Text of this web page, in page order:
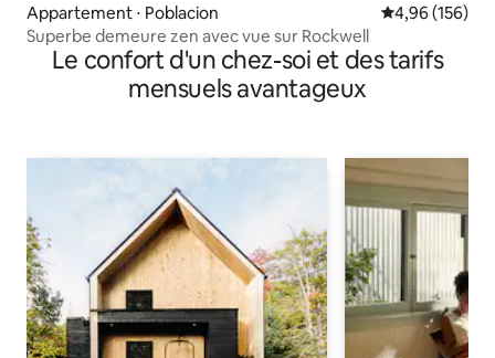
Appartement ⋅ Poblacion Évaluation
4,96 (156)
Superbe demeure zen avec vue sur Rockwell
Le confort d'un chez-soi et des tarifs
mensuels avantageux